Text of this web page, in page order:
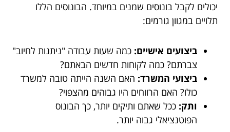
יכולים לקבל בונוסים שמנים במיוחד. הבונוסים הללו
תלויים במגוון גורמים:
ביצועים אישיים: כמה שעות עבודה "ניתנות לחיוב"
צברתם? כמה לקוחות חדשים הבאתם?
ביצועי המשרד: האם השנה הייתה טובה למשרד
כולו? האם הרווחים היו גבוהים מהצפוי?
ותק: ככל שאתם ותיקים יותר, כך הבונוס
הפוטנציאלי גבוה יותר.